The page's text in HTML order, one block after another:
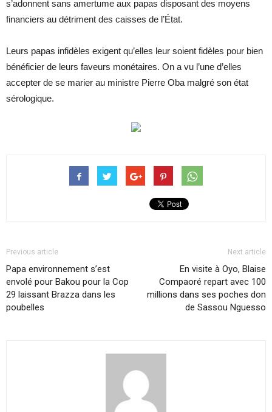
s’adonnent sans amertume aux papas disposant des moyens
financiers au détriment des caisses de l’État.
Leurs papas infidèles exigent qu’elles leur soient fidèles pour bien
bénéficier de leurs faveurs monétaires. On a vu l’une d’elles
accepter de se marier au ministre Pierre Oba malgré son état
sérologique.
Previous article
Papa environnement s’est
envolé pour Bakou pour la Cop
29 laissant Brazza dans les
poubelles
Next article
En visite à Oyo, Blaise
Compaoré repart avec 100
millions dans ses poches don
de Sassou Nguesso